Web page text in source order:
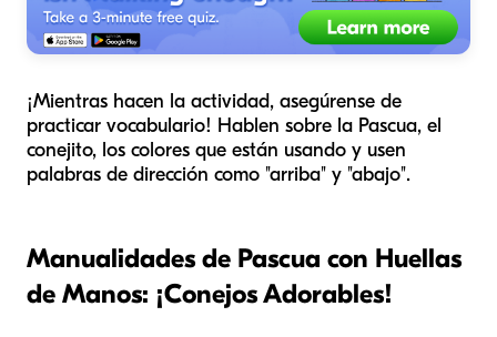
¡Mientras hacen la actividad, asegúrense de
practicar vocabulario! Hablen sobre la Pascua, el
conejito, los colores que están usando y usen
palabras de dirección como "arriba" y "abajo".
Manualidades de Pascua con Huellas
de Manos: ¡Conejos Adorables!